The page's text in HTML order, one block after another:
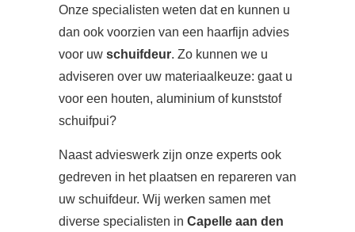
Onze specialisten weten dat en kunnen u
dan ook voorzien van een haarfijn advies
voor uw schuifdeur. Zo kunnen we u
adviseren over uw materiaalkeuze: gaat u
voor een houten, aluminium of kunststof
schuifpui?
Naast advieswerk zijn onze experts ook
gedreven in het plaatsen en repareren van
uw schuifdeur. Wij werken samen met
diverse specialisten in Capelle aan den